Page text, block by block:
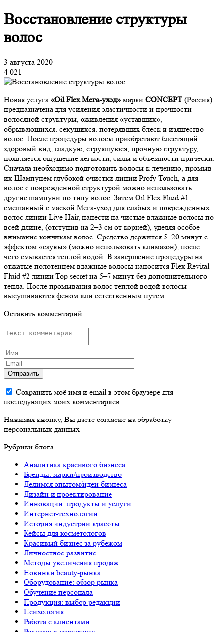
Восстановление структуры
волос
3 августа 2020
4 021
Новая услуга «Oil Flex Мега-уход» марки CONCEPT (Россия)
предназначена для усиления эластичности и прочности
волосяной структуры, оживления «уставших»,
обрывающихся, секущихся, потерявших блеск и изящество
волос. После процедуры волосы приобретают блестящий
здоровый вид, гладкую, струящуюся, прочную структуру,
появляется ощущение легкости, силы и объемности прически.
Сначала необходимо подготовить волосы к лечению, промыв
их Шампунем глубокой очистки линии Profy Touch, а для
волос с поврежденной структурой можно использовать
другие шампуни по типу волос. Затем Oil Flex Fluid #1,
смешанный с маской Мега-уход для слабых и поврежденных
волос линии Live Hair, нанести на чистые влажные волосы по
всей длине, (отступив на 2–3 см от корней), уделяя особое
внимание кончикам волос. Средство держится 5–20 минут с
эффектом «сауны» (можно использовать климазон), после
чего смывается теплой водой. В завершение процедуры на
отжатые полотенцем влажные волосы наносится Flex Revital
Fluid #2 линии Top secret на 5–7 минут без дополнительного
тепла. После промывания волос теплой водой волосы
высушиваются феном или естественным путем.
Оставить комментарий
Отправить
Сохранить моё имя и email в этом браузере для
последующих моих комментариев.
Нажимая кнопку, Вы даете согласие на обработку
персональных данных
Рубрики блога
Аналитика красивого бизнеса
Бренды: марки/производство
Делимся опытом/идеи бизнеса
Дизайн и проектирование
Инновации: продукты и услуги
Интернет-технологии
История индустрии красоты
Кейсы для косметологов
Красивый бизнес за рубежом
Личностное развитие
Методы увеличения продаж
Новинки beauty-рынка
Оборудование: обзор рынка
Обучение персонала
Продукция: выбор редакции
Психология
Работа с клиентами